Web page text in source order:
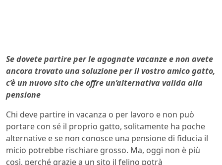
Se dovete partire per le agognate vacanze e non avete
ancora trovato una soluzione per il vostro amico gatto,
c’è un nuovo sito che offre un’alternativa valida alla
pensione
Chi deve partire in vacanza o per lavoro e non può
portare con sé il proprio gatto, solitamente ha poche
alternative e se non conosce una pensione di fiducia il
micio potrebbe rischiare grosso. Ma, oggi non è più
così, perché grazie a un sito il felino potrà